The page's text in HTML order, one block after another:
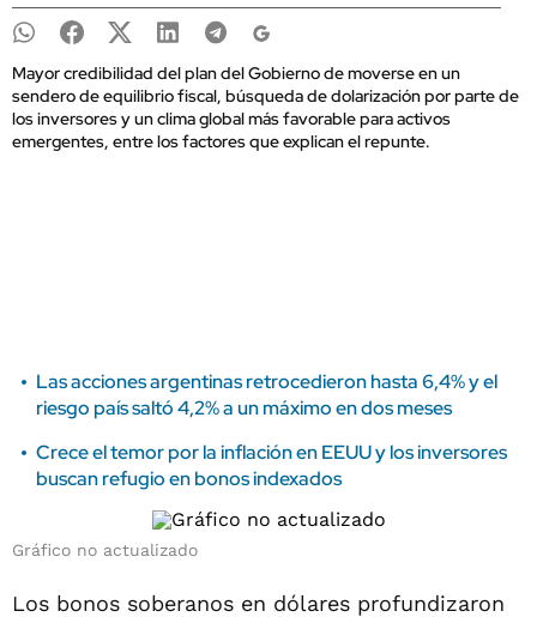
Mayor credibilidad del plan del Gobierno de moverse en un
sendero de equilibrio fiscal, búsqueda de dolarización por parte de
los inversores y un clima global más favorable para activos
emergentes, entre los factores que explican el repunte.
Las acciones argentinas retrocedieron hasta 6,4% y el
riesgo país saltó 4,2% a un máximo en dos meses
Crece el temor por la inflación en EEUU y los inversores
buscan refugio en bonos indexados
Gráfico no actualizado
Los bonos soberanos en dólares profundizaron